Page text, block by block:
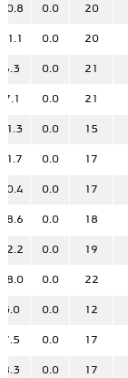
20
0.0
10.8
20
0.0
11.1
21
0.0
6.3
21
0.0
7.1
15
0.0
11.3
17
0.0
11.7
17
0.0
10.4
18
0.0
18.6
19
0.0
12.2
22
0.0
18.0
12
0.0
3.0
17
0.0
7.5
17
0.0
8.3